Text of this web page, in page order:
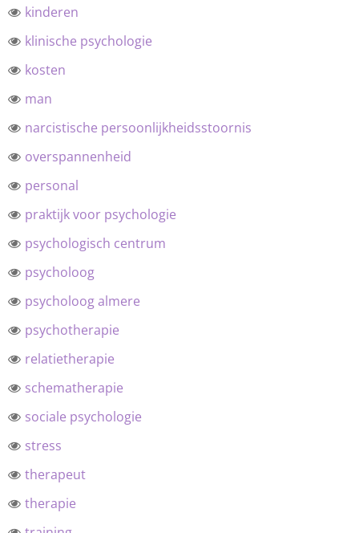
kinderen
klinische psychologie
kosten
man
narcistische persoonlijkheidsstoornis
overspannenheid
personal
praktijk voor psychologie
psychologisch centrum
psycholoog
psycholoog almere
psychotherapie
relatietherapie
schematherapie
sociale psychologie
stress
therapeut
therapie